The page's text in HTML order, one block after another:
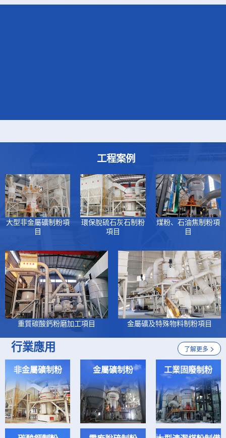
工程案例
大型非金屬礦制粉項
目
環保脫硫石灰石制粉
項目
煤粉、石油焦制粉項
目
重質碳酸鈣粉磨加工項目 金屬礦及特殊物料制粉項目
行業應用 了解更多 >
非金屬礦制粉
金屬礦制粉 工業固廢制粉